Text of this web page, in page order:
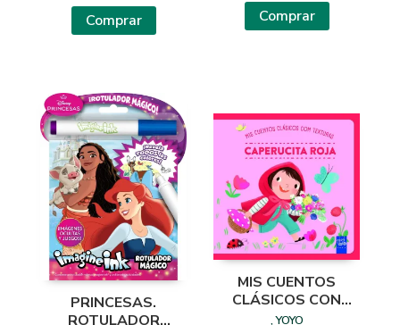
Comprar Comprar
PRINCESAS.
ROTULADOR
MIS CUENTOS
CLÁSICOS CON
TEXTURAS.
, YOYO